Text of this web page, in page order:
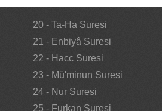
20 - Ta-Ha Suresi
21 - Enbiyâ Suresi
22 - Hacc Suresi
23 - Mü'minun Suresi
24 - Nur Suresi
25 - Furkan Suresi